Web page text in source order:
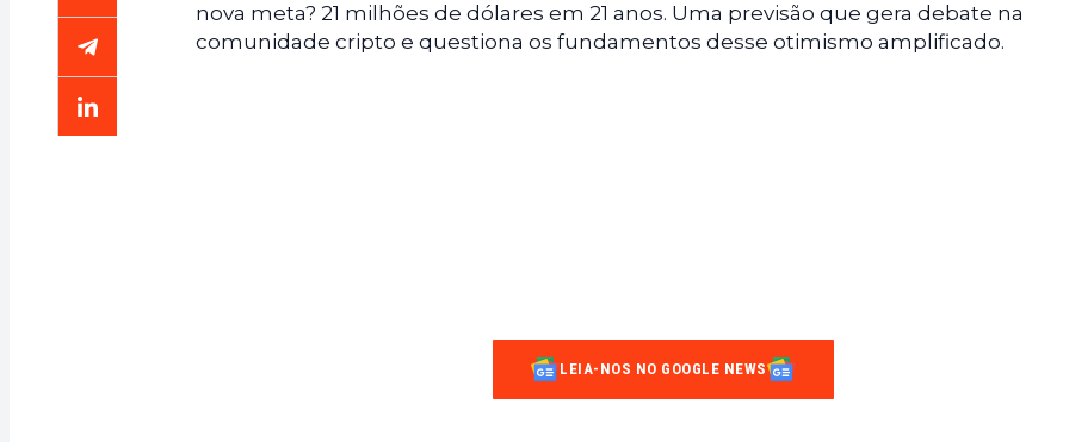
nova meta? 21 milhões de dólares em 21 anos. Uma previsão que gera debate na
comunidade cripto e questiona os fundamentos desse otimismo amplificado.
LEIA-NOS NO GOOGLE NEWS